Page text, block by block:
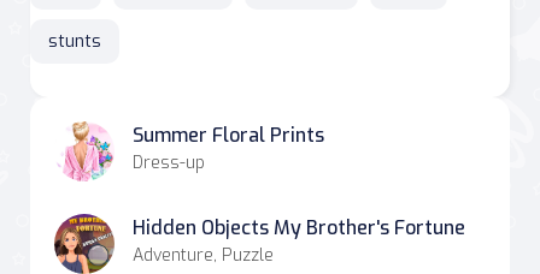
stunts
Summer Floral Prints
Dress-up
Hidden Objects My Brother's Fortune
Adventure, Puzzle